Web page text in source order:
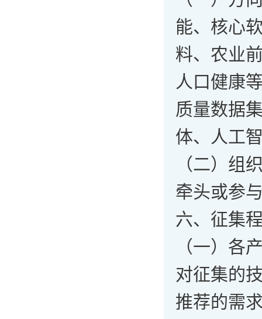
能、核心
料、农业
人口健康
质量数据
体、人工
（二）组
牵头或参
六、征集
（一）各
对征集的
推荐的需